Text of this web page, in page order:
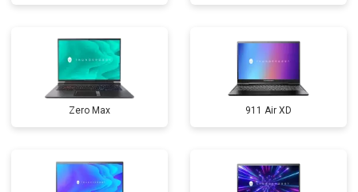
Zero Max 911 Air XD